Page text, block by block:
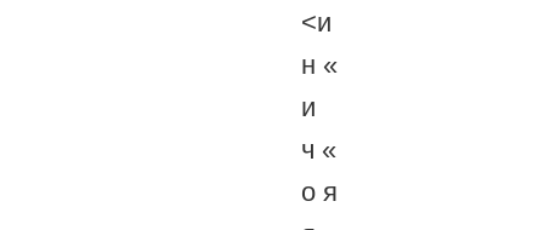
<и
н «
и
ч «
о я